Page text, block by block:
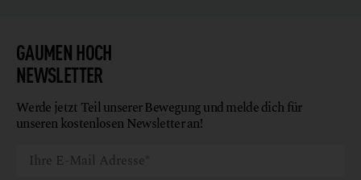
GAUMEN HOCH
NEWSLETTER
Werde jetzt Teil unserer Bewegung und melde dich für
unseren kostenlosen Newsletter an!